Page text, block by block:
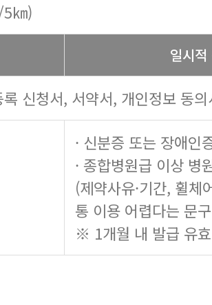
5㎞)
일시
신청서, 서약서, 개인정보 동의
· 신분증 또는 장애인
· 종합병원급 이상 병
(제약사유·기간, 휠
통 이용 어렵다는 문
※ 1개월 내 발급 유효